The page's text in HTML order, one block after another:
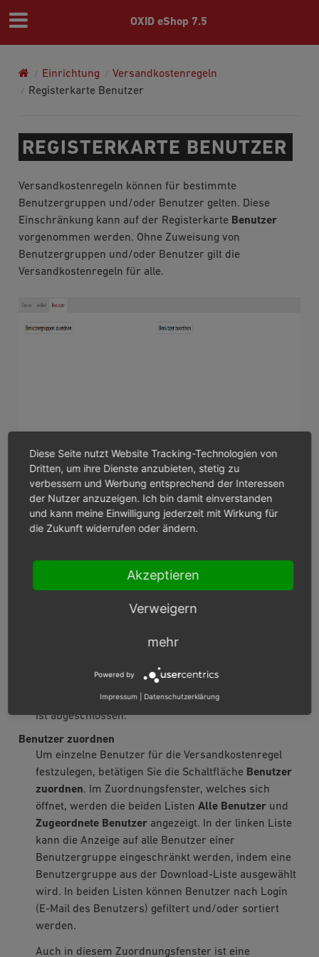
OXID eShop 7.5
Einrichtung
Versandkostenregeln
Registerkarte Benutzer
REGISTERKARTE BENUTZER
Versandkostenregeln können für bestimmte
Benutzergruppen und/oder Benutzer gelten. Diese
Einschränkung kann auf der Registerkarte Benutzer
vorgenommen werden. Ohne Zuweisung von
Benutzergruppen und/oder Benutzer gilt die
Versandkostenregeln für alle.
Benutzergruppen zuordnen
Das Zuordnungsfenster, welches über diese
Alle BenutzergruppenundZugeordnete
nach Titel filtern und sortieren. Ziehen Sie die
gewünschten Benutzergruppen mit der Maus von
der linken in die rechte Liste. Eine Mehrfachauswahl
ist bei gedrückter Strg-Taste möglich. Die Zuordnung
ist abgeschlossen.
Benutzer zuordnen
Um einzelne Benutzer für die Versandkostenregel
festzulegen, betätigen Sie die Schaltfläche Benutzer
zuordnen. Im Zuordnungsfenster, welches sich
öffnet, werden die beiden Listen Alle Benutzerund
Zugeordnete Benutzerangezeigt. In der linken Liste
kann die Anzeige auf alle Benutzer einer
Benutzergruppe eingeschränkt werden, indem eine
Benutzergruppe aus der Download-Liste ausgewählt
wird. In beiden Listen können Benutzer nach Login
(E-Mail des Benutzers) gefiltert und/oder sortiert
werden.
Auch in diesem Zuordnungsfenster ist eine
Diese Seite nutzt Website Tracking-Technologien von
Dritten, um ihre Dienste anzubieten, stetig zu
verbessern und Werbung entsprechend der Interessen
der Nutzer anzuzeigen. Ich bin damit einverstanden
und kann meine Einwilligung jederzeit mit Wirkung für
die Zukunft widerrufen oder ändern.
Akzeptieren
Verweigern
mehr
Powered by
Impressum Datenschutzerklärung